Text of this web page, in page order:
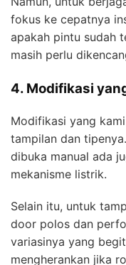
fokus ke cepatnya
apakah pintu sudah
masih perlu
4. Modifikasi
Modifikasi yang
tampilan dan
dibuka manual ada
mekanisme listrik.
Selain itu, untuk
door polos dan
variasinya yang
mengherankan jika